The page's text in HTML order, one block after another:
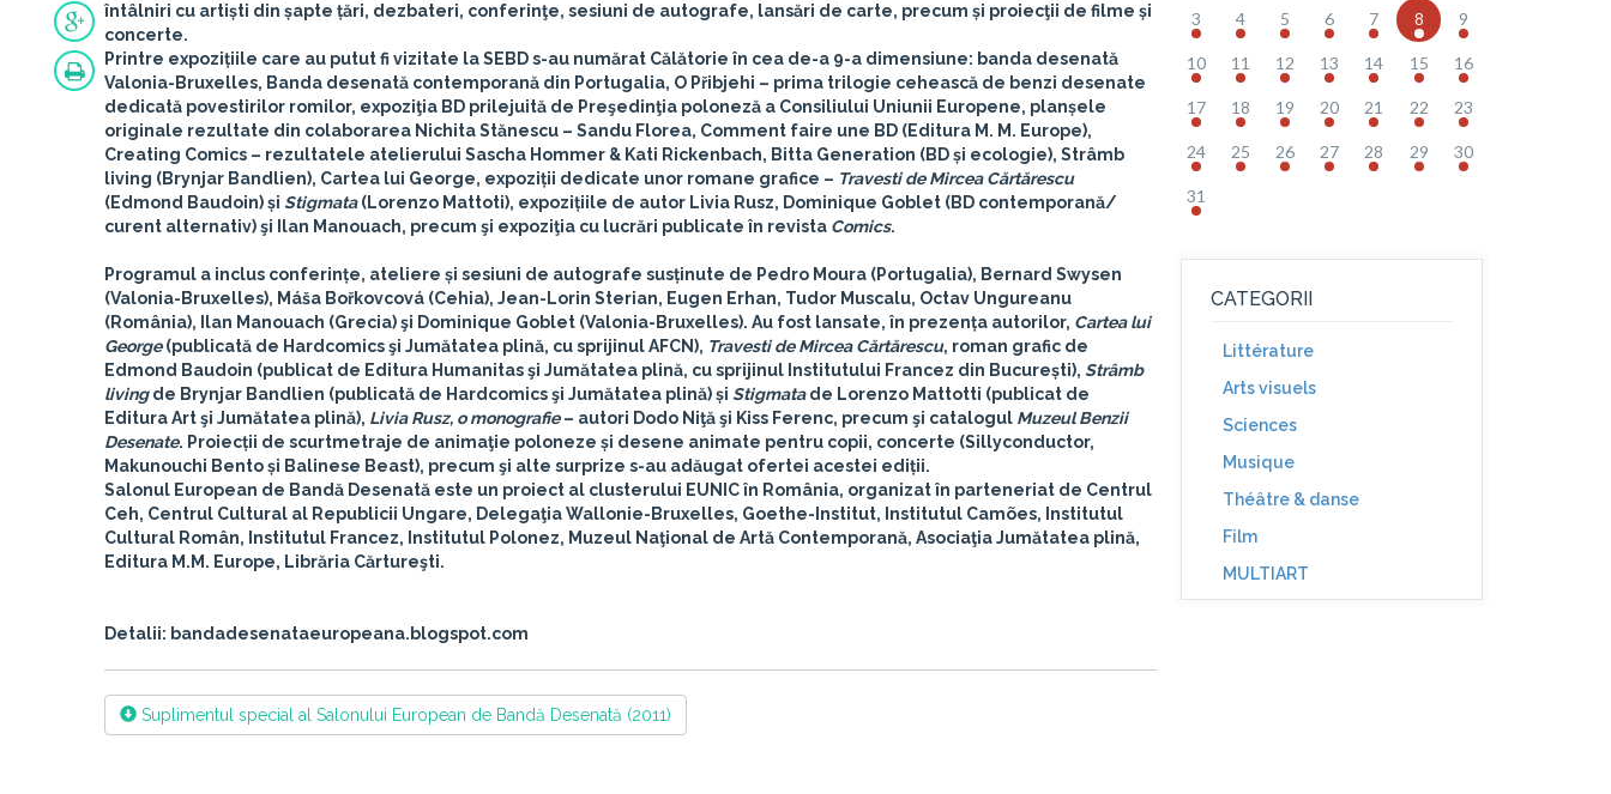
întâlniri cu artiști din șapte țări, dezbateri, conferinţe, sesiuni de autografe, lansări de carte, precum și proiecţii de filme și
concerte.
Printre expozițiile care au putut fi vizitate la SEBD s-au numărat Călătorie în cea de-a 9-a dimensiune: banda desenată
Valonia-Bruxelles, Banda desenată contemporană din Portugalia, O Přibjehi – prima trilogie cehească de benzi desenate
dedicată povestirilor romilor, expoziţia BD prilejuită de Preşedinţia poloneză a Consiliului Uniunii Europene, planșele
originale rezultate din colaborarea Nichita Stănescu – Sandu Florea, Comment faire une BD (Editura M. M. Europe),
Creating Comics – rezultatele atelierului Sascha Hommer & Kati Rickenbach, Bitta Generation (BD și ecologie), Strâmb
living (Brynjar Bandlien), Cartea lui George, expoziții dedicate unor romane grafice – Travesti de Mircea Cărtărescu
(Edmond Baudoin) și Stigmata(Lorenzo Mattoti), expozițiile de autor Livia Rusz, Dominique Goblet (BD contemporană/
curent alternativ) şi Ilan Manouach, precum şi expoziţia cu lucrări publicate în revista Comics.
Programul a inclus conferințe, ateliere și sesiuni de autografe susținute de Pedro Moura (Portugalia), Bernard Swysen
(Valonia-Bruxelles), Máša Bořkovcová (Cehia), Jean-Lorin Sterian, Eugen Erhan, Tudor Muscalu, Octav Ungureanu
(România),
Ilan Manouach (Grecia) şi Dominique Goblet (Valonia-Bruxelles). Au fost lansate, în prezența autorilor, Cartea lui
George(publicată de Hardcomics şi Jumătatea plină, cu sprijinul AFCN), Travesti de Mircea Cărtărescu, roman grafic de
Edmond Baudoin (publicat de Editura Humanitas şi Jumătatea plină, cu sprijinul Institutului Francez din București), Strâmb
livingde Brynjar Bandlien (publicată de Hardcomics şi Jumătatea plină) și Stigmatade Lorenzo Mattotti (publicat de
Editura Art şi Jumătatea plină), Livia Rusz, o monografie– autori Dodo Niţă şi Kiss Ferenc, precum şi catalogul Muzeul Benzii
Desenate. Proiecții de scurtmetraje de animaţie poloneze și desene animate pentru copii, concerte (Sillyconductor,
Makunouchi Bento și Balinese Beast), precum şi alte surprize s-au adăugat ofertei acestei ediții.
Salonul European de Bandă Desenată este un proiect al clusterului EUNIC în România, organizat în parteneriat de Centrul
Ceh, Centrul Cultural al Republicii Ungare, Delegaţia Wallonie-Bruxelles, Goethe-Institut, Institutul Camões, Institutul
Cultural Român, Institutul Francez, Institutul Polonez, Muzeul Naţional de Artă Contemporană, Asociaţia Jumătatea plină,
Editura M.M. Europe, Librăria Cărtureşti.
Detalii: bandadesenataeuropeana.blogspot.com
Suplimentul special al Salonului European de Bandă Desenată (2011)
3 4 5 6 7 8 9
10 11 12 13 14 15 16
17 18 19 20 21 22 23
24 25 26 27 28 29 30
31
CATEGORII
Littérature
Arts visuels
Sciences
Musique
Théâtre & danse
Film
MULTIART